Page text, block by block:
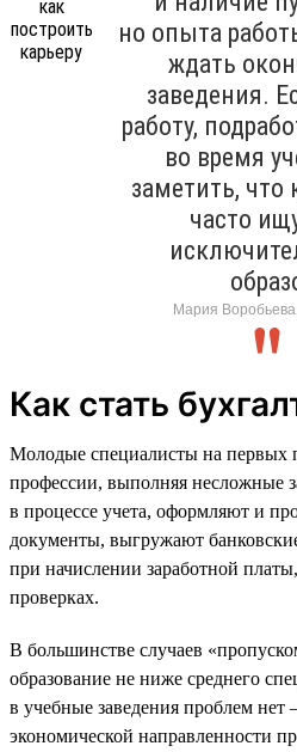
но опыта
ждать
заведения.
работу,
во время
заметить,
часто
Мария
Как стать
Молодые специалисты на первых
профессии, выполняя несложные
в процессе учета, оформляют и
документы, выгружают
при начислении заработной
проверках.
В большинстве случаев
образование не ниже среднего
в учебные заведения проблем
экономической направленности